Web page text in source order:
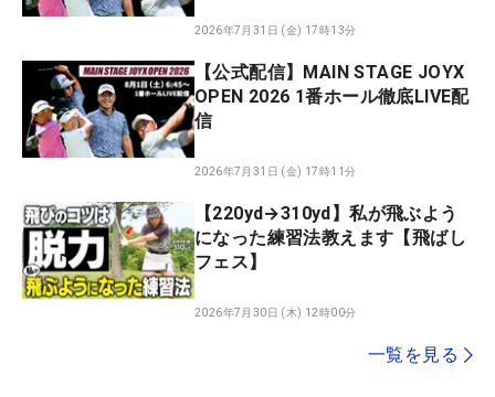
2026年7月31日 (金) 17時13分
【公式配信】MAIN STAGE JOYX
OPEN 2026 1番ホール徹底LIVE配
信
2026年7月31日 (金) 17時11分
【220yd→310yd】私が飛ぶよう
になった練習法教えます【飛ばし
フェス】
2026年7月30日 (木) 12時00分
一覧を見る